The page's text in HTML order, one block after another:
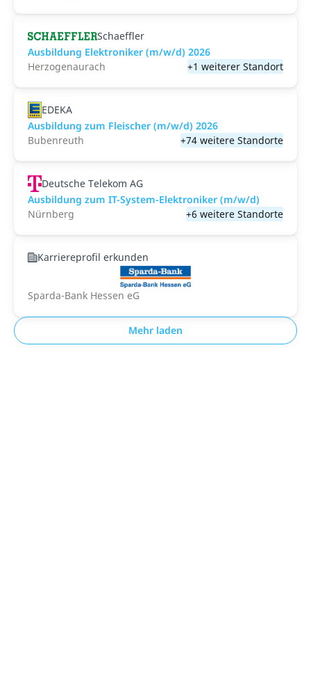
Schaeffler
Ausbildung Elektroniker (m/w/d) 2026
Herzogenaurach
+1 weiterer Standort
EDEKA
Ausbildung zum Fleischer (m/w/d) 2026
Bubenreuth
+74 weitere Standorte
Deutsche Telekom AG
Ausbildung zum IT-System-Elektroniker (m/w/d)
Nürnberg
+6 weitere Standorte
Karriereprofil erkunden
Sparda-Bank Hessen eG
Mehr laden